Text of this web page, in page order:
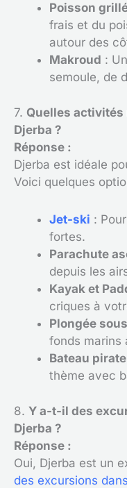
Poisson
frais et du
autour des
Makroud :
semoule, de
7. Quelles
Djerba ?
Réponse :
Djerba est idéale
Voici quelques
Jet-ski :
fortes.
Parachute
depuis les
Kayak et
criques à
Plongée
fonds marins
Bateau pirate
thème avec
8. Y a-t-il des
Djerba ?
Réponse :
Oui, Djerba est un
des excursions